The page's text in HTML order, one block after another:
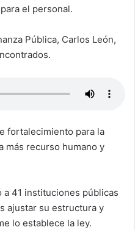
el personal.
Pública, Carlos León,
fortalecimiento para la
más recurso humano y
41 instituciones públicas
ajustar su estructura y
lo establece la ley.